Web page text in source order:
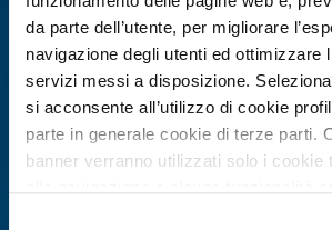
da parte dell’utente, per migliorare
navigazione degli utenti ed ottimizzare
servizi messi a disposizione.
si acconsente all’utilizzo di cookie
parte in generale cookie di terze parti.
banner verranno utilizzati solo i cookie